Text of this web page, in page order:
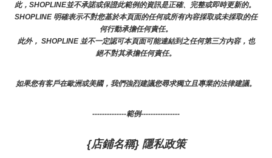
此，SHOPLINE並不承諾或保證此範例的資訊是正確、完整或即時更新的。
SHOPLINE 明確表示不對您基於本頁面的任何或所有內容採取或未採取的任
何行動承擔任何責任。
此外， SHOPLINE 並不一定認可本頁面可能連結到之任何第三方內容，也
絕不對其承擔任何責任。
如果您有客戶在歐洲或美國，我們強烈建議您尋求獨立且專業的法律建議。
--------------範例----------------
{店鋪名稱} 隱私政策